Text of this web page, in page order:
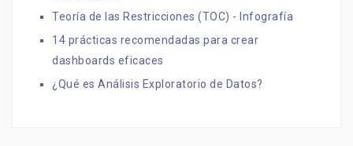
Teoría de las Restricciones (TOC) - Infografía
14 prácticas recomendadas para crear
dashboards eficaces
¿Qué es Análisis Exploratorio de Datos?